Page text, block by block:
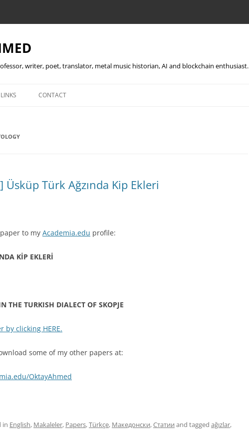
writer, poet, translator, metal music historian, AI and blockchain enthusiast.
CONTACT
Üsküp Türk Ağzında Kip Ekleri
to my Academia.edu profile:
KİP EKLERİ
THE TURKISH DIALECT OF SKOPJE
by clicking HERE.
some of my other papers at:
OktayAhmed
in English, Makaleler, Papers,Türkçe, Македонски,Статии and tagged ağızlar,